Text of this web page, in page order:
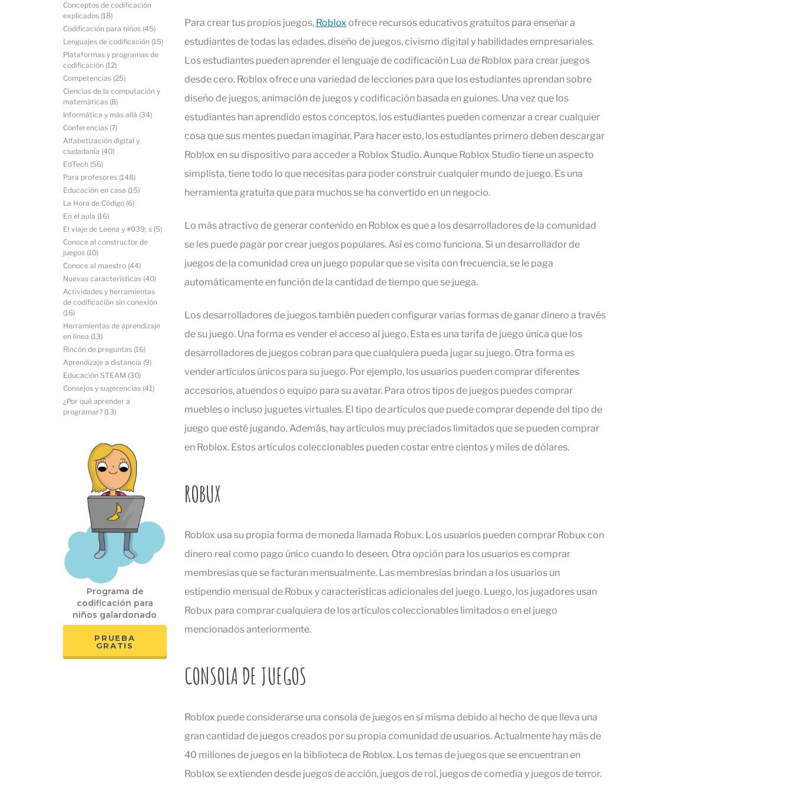
Conceptos de codificación
explicados (18)
Codificación para niños (45)
Lenguajes de codificación (15)
Plataformas y programas de
codificación (12)
Competencias (25)
Ciencias de la computación y
matemáticas (8)
Informática y más allá (34)
Conferencias (7)
Alfabetización digital y
ciudadanía (40)
EdTech (56)
Para profesores (148)
Educación en casa (15)
La Hora de Código (6)
En el aula (16)
El viaje de Leena y #039; s (5)
Conoce al constructor de
juegos (10)
Conoce al maestro (44)
Nuevas características (40)
Actividades y herramientas
de codificación sin conexión
(16)
Herramientas de aprendizaje
en línea (13)
Rincón de preguntas (16)
Aprendizaje a distancia (9)
Educación STEAM (30)
Consejos y sugerencias (41)
¿Por qué aprender a
programar? (13)
Programa de
codificación para
niños galardonado
PRUEBA
GRATIS
Para crear tus propios juegos, Roblox ofrece recursos educativos gratuitos para enseñar a
estudiantes de todas las edades, diseño de juegos, civismo digital y habilidades empresariales.
Los estudiantes pueden aprender el lenguaje de codificación Lua de Roblox para crear juegos
desde cero. Roblox ofrece una variedad de lecciones para que los estudiantes aprendan sobre
diseño de juegos, animación de juegos y codificación basada en guiones. Una vez que los
estudiantes han aprendido estos conceptos, los estudiantes pueden comenzar a crear cualquier
cosa que sus mentes puedan imaginar. Para hacer esto, los estudiantes primero deben descargar
Roblox en su dispositivo para acceder a Roblox Studio. Aunque Roblox Studio tiene un aspecto
simplista, tiene todo lo que necesitas para poder construir cualquier mundo de juego. Es una
herramienta gratuita que para muchos se ha convertido en un negocio.
Lo más atractivo de generar contenido en Roblox es que a los desarrolladores de la comunidad
se les puede pagar por crear juegos populares. Así es como funciona. Si un desarrollador de
juegos de la comunidad crea un juego popular que se visita con frecuencia, se le paga
automáticamente en función de la cantidad de tiempo que se juega.
Los desarrolladores de juegos también pueden configurar varias formas de ganar dinero a través
de su juego. Una forma es vender el acceso al juego. Esta es una tarifa de juego única que los
desarrolladores de juegos cobran para que cualquiera pueda jugar su juego. Otra forma es
vender artículos únicos para su juego. Por ejemplo, los usuarios pueden comprar diferentes
accesorios, atuendos o equipo para su avatar. Para otros tipos de juegos puedes comprar
muebles o incluso juguetes virtuales. El tipo de artículos que puede comprar depende del tipo de
juego que esté jugando. Además, hay artículos muy preciados limitados que se pueden comprar
en Roblox. Estos artículos coleccionables pueden costar entre cientos y miles de dólares.
ROBUX
Roblox usa su propia forma de moneda llamada Robux. Los usuarios pueden comprar Robux con
dinero real como pago único cuando lo deseen. Otra opción para los usuarios es comprar
membresías que se facturan mensualmente. Las membresías brindan a los usuarios un
estipendio mensual de Robux y características adicionales del juego. Luego, los jugadores usan
Robux para comprar cualquiera de los artículos coleccionables limitados o en el juego
mencionados anteriormente.
CONSOLA DE JUEGOS
Roblox puede considerarse una consola de juegos en sí misma debido al hecho de que lleva una
gran cantidad de juegos creados por su propia comunidad de usuarios. Actualmente hay más de
40 millones de juegos en la biblioteca de Roblox. Los temas de juegos que se encuentran en
Roblox se extienden desde juegos de acción, juegos de rol, juegos de comedia y juegos de terror.